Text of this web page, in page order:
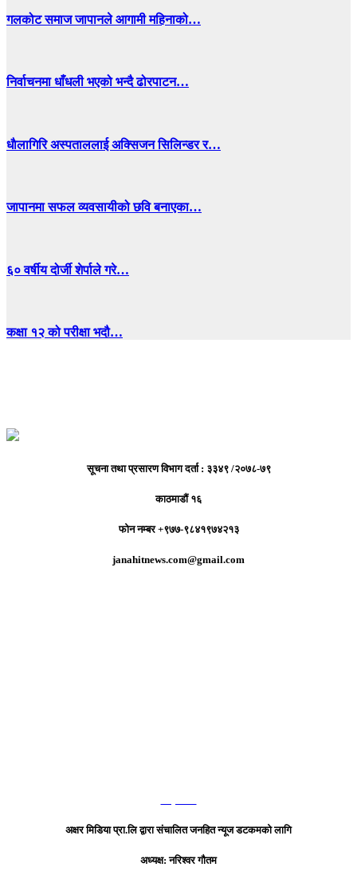
गलकोट समाज जापानले आगामी महिनाको…
निर्वाचनमा धाँधली भएको भन्दै ढोरपाटन…
धाैलागिरि अस्पताललाई अक्सिजन सिलिन्डर र…
जापानमा सफल व्यवसायीको छवि बनाएका…
६० वर्षीय दोर्जी शेर्पाले गरे…
कक्षा १२ को परीक्षा भदौ…
सूचना तथा प्रसारण विभाग दर्ता : ३३४९ /२०७८-७९
काठमाडौं १६
फोन नम्बर +९७७-९८४१९७४२१३
janahitnews.com@gmail.com
अक्षर मिडिया प्रा.लि द्वारा संचालित जनहित न्यूज डटकमको लागि
अध्यक्ष: नरिश्वर गौतम